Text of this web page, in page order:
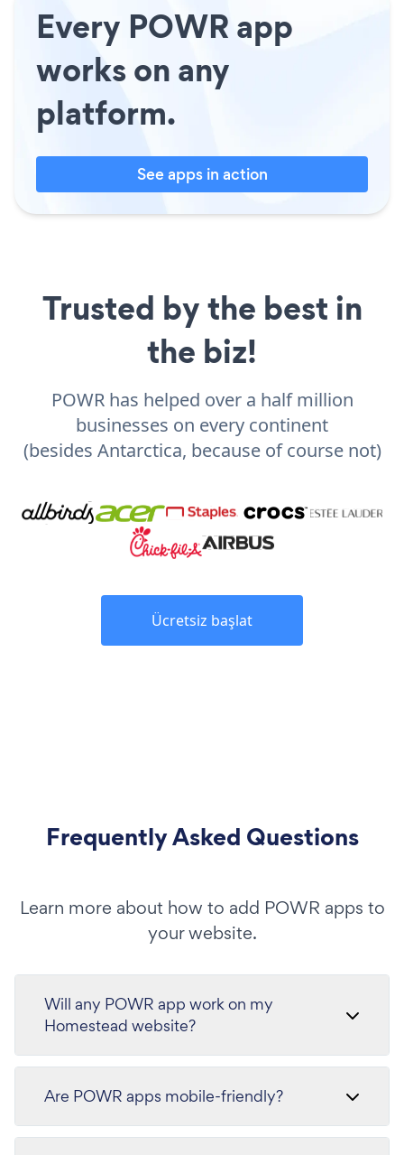
Every POWR app
works on any
platform.
See apps in action
Trusted by the best in
the biz!
POWR has helped over a half million
businesses on every continent
(besides Antarctica, because of course not)
Ücretsiz başlat
Frequently Asked Questions
Learn more about how to add POWR apps to
your website.
Will any POWR app work on my
Homestead website?
Are POWR apps mobile-friendly?